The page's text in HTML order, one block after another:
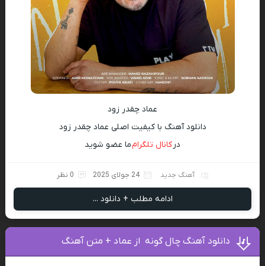
عماد چقدر زود
دانلود آهنگ با کیفیت اصلی عماد چقدر زود
درکانال تلگرامما عضو شوید
آهنگ جدید 24 جولای 2025 0 نظر
ادامه مطلب + دانلود ...
دانلود آهنگ چال گونه ‌ از عماد + متن آهنگ